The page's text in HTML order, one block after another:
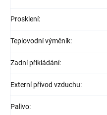
Prosklení:
Teplovodní výměník:
Zadní přikládání:
Externí přívod vzduchu:
Palivo: